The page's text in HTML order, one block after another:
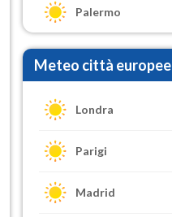
Palermo
Meteo città europee
Londra
Parigi
Madrid